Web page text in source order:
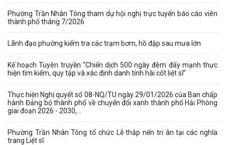
Phường Trần Nhân Tông tham dự hội nghị trực tuyến báo cáo viên
thành phố tháng 7/2026
Lãnh đạo phường kiểm tra các trạm bơm, hồ đập sau mưa lớn
Kế hoạch Tuyên truyền “Chiến dịch 500 ngày đêm đẩy mạnh thực
hiện tìm kiếm, quy tập và xác định danh tính hài cốt liệt sĩ”
Thực hiện Nghị quyết số 08-NQ/TU ngày 29/01/2026 của Ban chấp
hành Đảng bộ thành phố về chuyển đổi xanh thành phố Hải Phòng
giai đoạn 2026 - 2030,...
Phường Trần Nhân Tông tổ chức Lễ thắp nến tri ân tại các nghĩa
trang Liệt sĩ